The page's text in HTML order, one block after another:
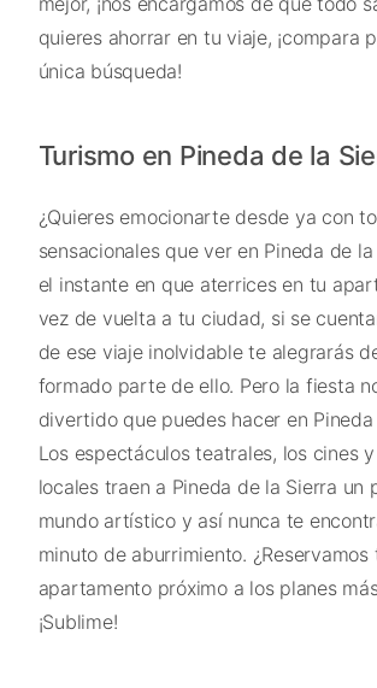
quieres ahorrar en tu viaje, ¡compara
única búsqueda!
Turismo en Pineda de la
¿Quieres emocionarte desde ya con
sensacionales que ver en Pineda de
el instante en que aterrices en tu
vez de vuelta a tu ciudad, si se
de ese viaje inolvidable te alegrarás
formado parte de ello. Pero la fiesta
divertido que puedes hacer en Pineda
Los espectáculos teatrales, los cines
locales traen a Pineda de la Sierra un
mundo artístico y así nunca te
minuto de aburrimiento. ¿Reservamos
apartamento próximo a los planes
¡Sublime!